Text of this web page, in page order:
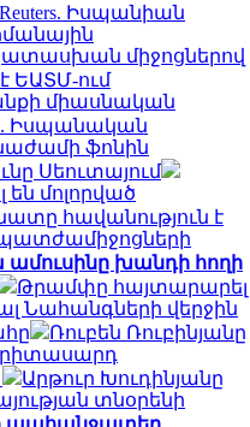
Reuters. Իսպանիան
միջոցներով
ԵԱՏՄ-ում
միասնական
Իսպանական
ֆոնին
Սեուտայում
մոլորված
հավանություն է
ամուսինը խանդի հողի
Թրամփը հայտարարել
Նահանգների վերջին
Ռուբեն Ռուբինյանը
Արթուր Խուդինյանը
տնօրենի